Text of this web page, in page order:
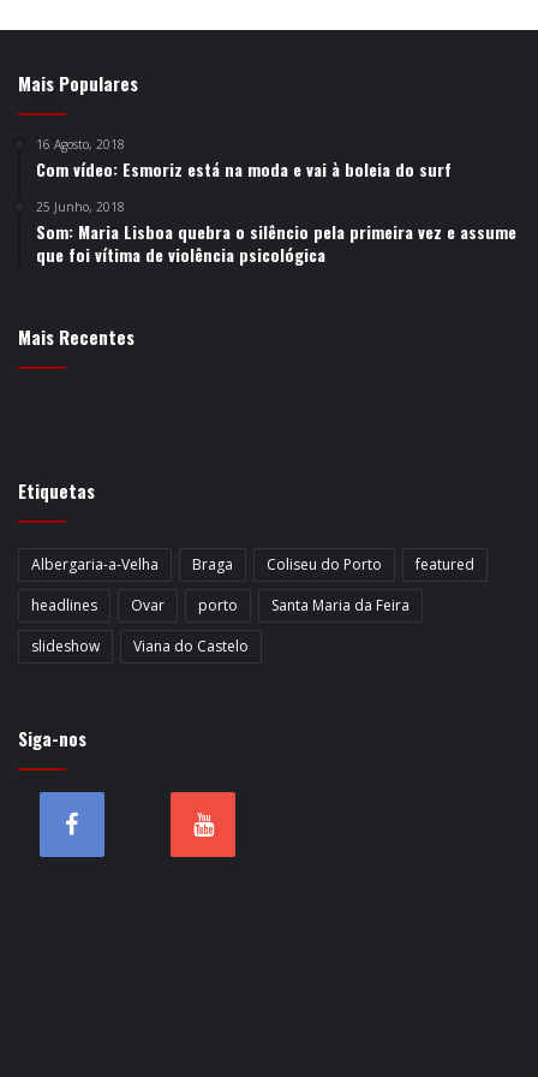
Mais Populares
16 Agosto, 2018
Com vídeo: Esmoriz está na moda e vai à boleia do surf
25 Junho, 2018
Som: Maria Lisboa quebra o silêncio pela primeira vez e assume
que foi vítima de violência psicológica
Mais Recentes
Etiquetas
Albergaria-a-Velha Braga Coliseu do Porto
featured
headlines
Ovar porto
Santa Maria da Feira
slideshow
Viana do Castelo
Siga-nos